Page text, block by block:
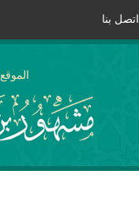
اتصل بنا